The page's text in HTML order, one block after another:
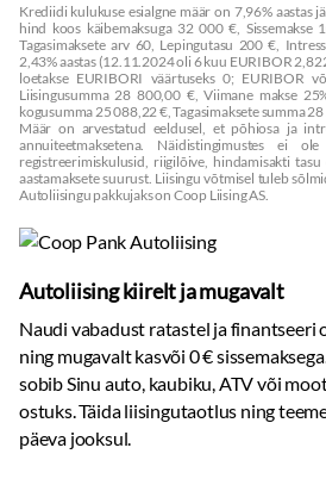
Krediidi kulukuse esialgne määr on 7,96% aastas
hind koos käibemaksuga 32 000 €, Sissemakse
Tagasimaksete arv 60, Lepingutasu 200 €,
2,43% aastas (12.11.2024 oli 6 kuu EURIBOR
loetakse EURIBORI väärtuseks 0; EURIBOR
Liisingusumma 28 800,00 €, Viimane makse
kogusumma 25 088,22 €, Tagasimaksete summa
Määr on arvestatud eeldusel, et põhiosa ja
annuiteetmaksetena. Näidistingimustes ei
registreerimiskulusid, riigilõive, hindamisakti
aastamaksete suurust. Liisingu võtmisel tuleb
Autoliisingu pakkujaks on Coop Liising AS.
Autoliising kiirelt ja mugavalt
Naudi vabadust ratastel ja finantseeri
ning mugavalt kasvõi 0 €
sobib Sinu auto, kaubiku, ATV või
ostuks. Täida liisingutaotlus ning
päeva jooksul.